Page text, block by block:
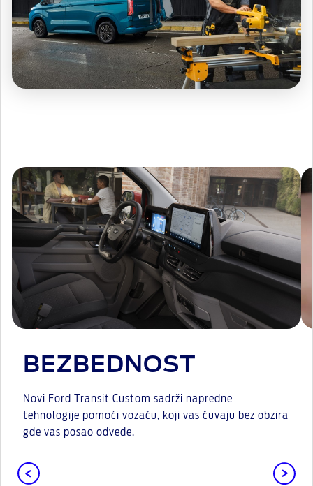
BEZBEDNOST
Novi Ford Transit Custom sadrži napredne
tehnologije pomoći vozaču, koji vas čuvaju bez obzira
gde vas posao odvede.